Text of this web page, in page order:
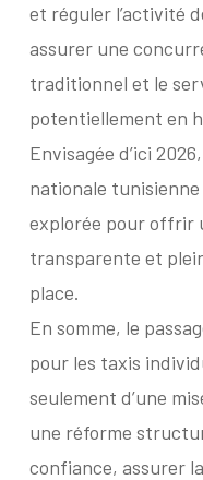
et réguler l’activité
assurer une
traditionnel et le
potentiellement en
Envisagée d’ici
nationale
explorée pour offrir
transparente et
place.
En somme, le
pour les taxis
seulement d’une
une réforme
confiance, assurer